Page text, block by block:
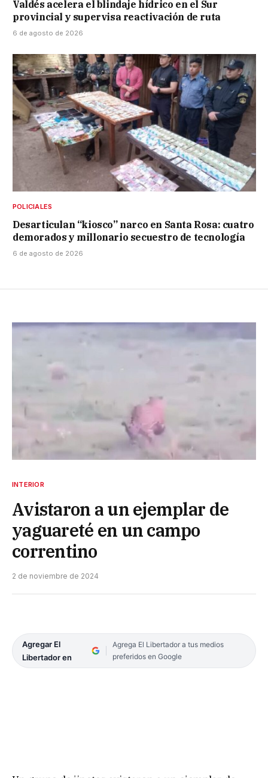
Valdés acelera el blindaje hídrico en el Sur
provincial y supervisa reactivación de ruta
6 de agosto de 2026
POLICIALES
Desarticulan “kiosco” narco en Santa Rosa: cuatro
demorados y millonario secuestro de tecnología
6 de agosto de 2026
INTERIOR
Avistaron a un ejemplar de
yaguareté en un campo
correntino
2 de noviembre de 2024
Agregar El
Libertador en
Agrega El Libertador a tus medios
preferidos en Google